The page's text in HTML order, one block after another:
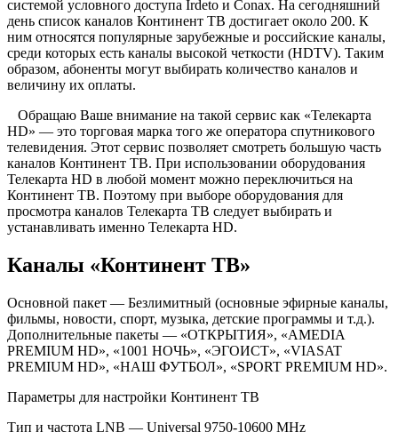
системой условного доступа Irdeto и Conax. На сегодняшний
день список каналов Континент ТВ достигает около 200. К
ним относятся популярные зарубежные и российские каналы,
среди которых есть каналы высокой четкости (HDTV). Таким
образом, абоненты могут выбирать количество каналов и
величину их оплаты.
Обращаю Ваше внимание на такой сервис как «Телекарта
HD» — это торговая марка того же оператора спутникового
телевидения. Этот сервис позволяет смотреть большую часть
каналов Континент ТВ. При использовании оборудования
Телекарта HD в любой момент можно переключиться на
Континент ТВ. Поэтому при выборе оборудования для
просмотра каналов Телекарта ТВ следует выбирать и
устанавливать именно Телекарта HD.
Каналы «Континент ТВ»
Основной пакет — Безлимитный (основные эфирные каналы,
фильмы, новости, спорт, музыка, детские программы и т.д.).
Дополнительные пакеты — «ОТКРЫТИЯ», «AMEDIA
PREMIUM HD», «1001 НОЧЬ», «ЭГОИСТ», «VIASAT
PREMIUM HD», «НАШ ФУТБОЛ», «SPORT PREMIUM HD».
Параметры для настройки Континент ТВ
Тип и частота LNB — Universal 9750-10600 MHz